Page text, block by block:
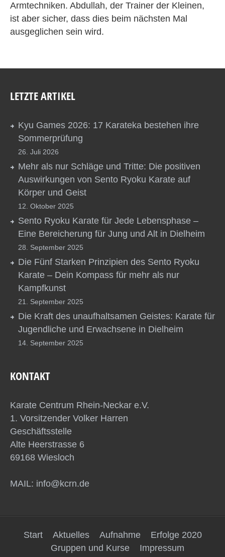
Armtechniken. Abdullah, der Trainer der Kleinen,
ist aber sicher, dass dies beim nächsten Mal
ausgeglichen sein wird.
LETZTE ARTIKEL
Kyu Games 2026: 17 Karateka bestehen ihre
Sommerprüfung
26. Juli 2026
Mehr als nur Schläge und Tritte: Die positiven
Auswirkungen von Sento Ryoku Karate auf
Körper und Geist
12. Oktober 2025
Sento Ryoku Karate für Jede Lebensphase –
Eine Bereicherung für Jung und Alt in Dielheim
28. September 2025
Die Fünf Starken Prinzipien des Sento Ryoku
Karate – Dein Kompass für mehr als nur
Kampfkunst
21. September 2025
Die Kraft des unaufhaltsamen Geistes: Karate für
Jugendliche und Erwachsene in Dielheim
14. September 2025
KONTAKT
Karate Centrum Rhein-Neckar e.V.
1. Vorsitzender Volker Harren
Geschäftsstelle
Alte Heerstrasse 6
69168 Wiesloch
MAIL: info@kcrn.de
Start Aktuelles Aufnahme
Erfolge 2020
Gruppen und Kurse
Impressum